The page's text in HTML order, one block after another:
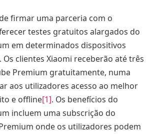
firmar uma parceria com o
testes gratuitos alargados do
em determinados dispositivos
clientes Xiaomi receberão até três
Premium gratuitamente, numa
aos utilizadores acesso ao melhor
e offline[1]. Os benefícios do
incluem uma subscrição do
onde os utilizadores podem